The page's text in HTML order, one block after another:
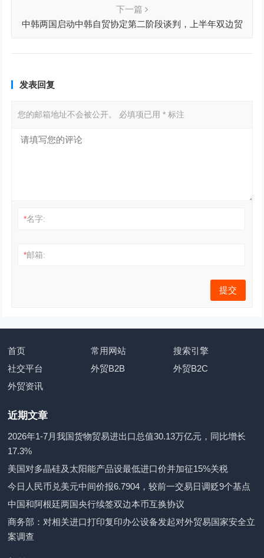
下一篇
中韩两国启动中韩自贸协定第二阶段谈判，上半年双边贸
发表回复
您的邮箱地址不会被公开。 必填项已用* 标注
*名字:
*邮箱:
首页 常用网站
搜索引擎
社交平台
外贸B2B
外贸B2C
外贸资讯
近期文章
2026年1-7月我国货物贸易进出口总值30.13万亿元，同比增长
17.3%
美国对多晶硅及太阳能产品设最低进口价并加征15%关税
今日人民币兑美元中间价报6.7904，较前一交易日调贬9个基点
中国和阿根廷两国央行续签双边本币互换协议
商务部：对相关进口打印复印办公设备发起对外贸易国家安全立
案调查